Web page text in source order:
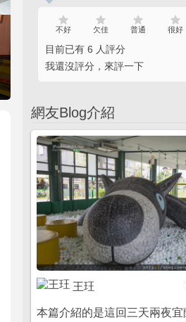
不好 欠佳 普通 很好
目前已有 6 人評分
我還沒評分，來評一下
網友Blog介紹
王玨
本篇介紹的是這回三天兩夜宜